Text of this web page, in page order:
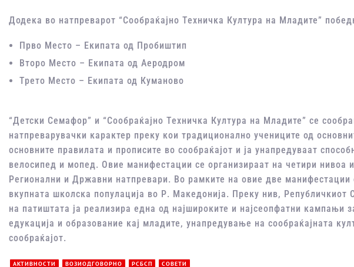
Додека во натпреварот “Сообраќајно Техничка Култура на Младите”
Прво Место – Екипата од Пробиштип
Второ Место – Екипата од Аеродром
Трето Место – Екипата од Куманово
“Детски Семафор” и “Сообраќајно Техничка Култура на Младите” се
натпреварувачки карактер преку кои традиционално учениците од
основните правилата и прописите во сообраќајот и ја унапредуваат
велосипед и мопед. Овие манифестации се организираат на четири нивоа
Регионални и Државни натпревари. Во рамките на овие две манифестации
вкупната школска популација во Р. Македонија. Преку нив, Републичкиот
на патиштата ја реализира една од најшироките и најсеопфатни кампањи
едукација и образование кај младите, унапредување на сообраќајната
сообраќајот.
АКТИВНОСТИ ВОЗИОДГОВОРНО РСБСП СОВЕТИ